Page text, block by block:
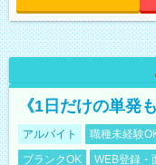
《1日だけの単発
アルバイト 職種未経験
ブランクOK
WEB登録・